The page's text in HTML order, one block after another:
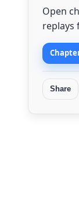
Open
replays
Share